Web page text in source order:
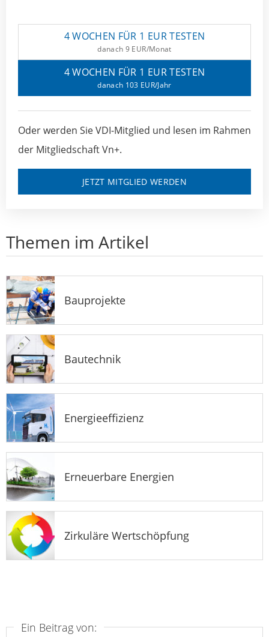
4 WOCHEN FÜR 1 EUR TESTEN
danach 9 EUR/Monat
4 WOCHEN FÜR 1 EUR TESTEN
danach 103 EUR/Jahr
Oder werden Sie VDI-Mitglied und lesen im Rahmen
der Mitgliedschaft Vn+.
JETZT MITGLIED WERDEN
Themen im Artikel
Bauprojekte
Bautechnik
Energieeffizienz
Erneuerbare Energien
Zirkuläre Wertschöpfung
Ein Beitrag von: